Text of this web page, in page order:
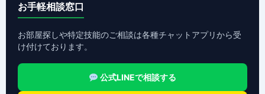
お手軽相談窓口
お部屋探しや特定技能のご相談は各種チャットアプリから受
け付けております。
公式LINEで相談する